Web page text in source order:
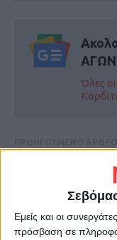
Εμείς και οι
πρόσβαση σε
ΑΓΩΝ
Όλες
ακόμη η επιστροφή